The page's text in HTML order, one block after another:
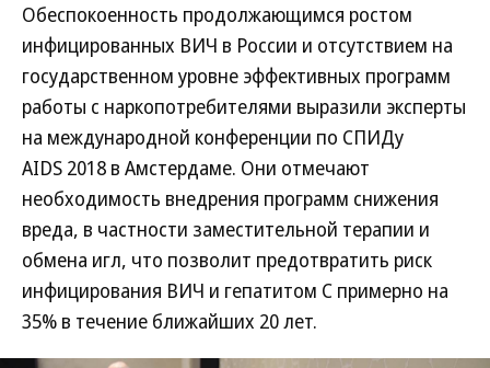
Обеспокоенность продолжающимся ростом
инфицированных ВИЧ в России и отсутствием на
государственном уровне эффективных программ
работы с наркопотребителями выразили эксперты
на международной конференции по СПИДу
AIDS 2018 в Амстердаме. Они отмечают
необходимость внедрения программ снижения
вреда, в частности заместительной терапии и
обмена игл, что позволит предотвратить риск
инфицирования ВИЧ и гепатитом С примерно на
35% в течение ближайших 20 лет.